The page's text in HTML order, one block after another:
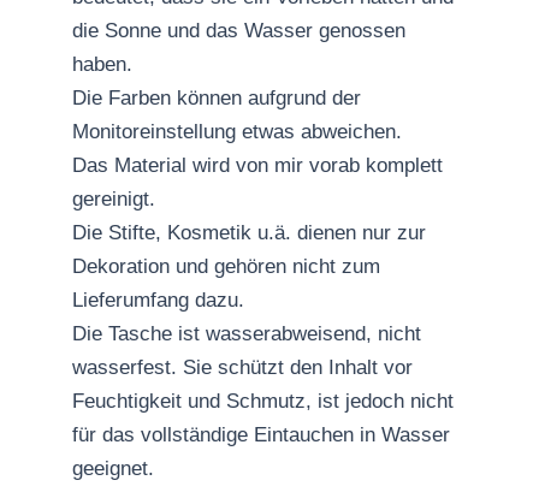
die Sonne und das Wasser genossen
haben.
Die Farben können aufgrund der
Monitoreinstellung etwas abweichen.
Das Material wird von mir vorab komplett
gereinigt.
Die Stifte, Kosmetik u.ä. dienen nur zur
Dekoration und gehören nicht zum
Lieferumfang dazu.
Die Tasche ist wasserabweisend, nicht
wasserfest. Sie schützt den Inhalt vor
Feuchtigkeit und Schmutz, ist jedoch nicht
für das vollständige Eintauchen in Wasser
geeignet.